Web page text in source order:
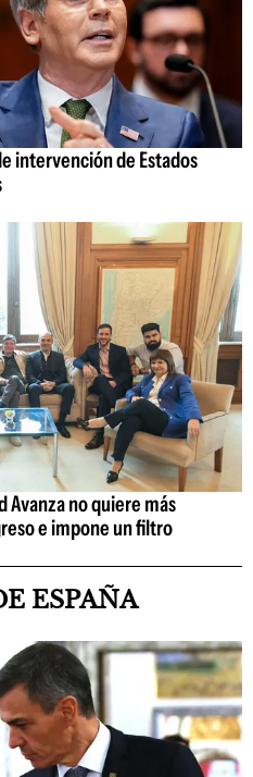
intervención de Estados
Avanza no quiere más
e impone un filtro
ESPAÑA